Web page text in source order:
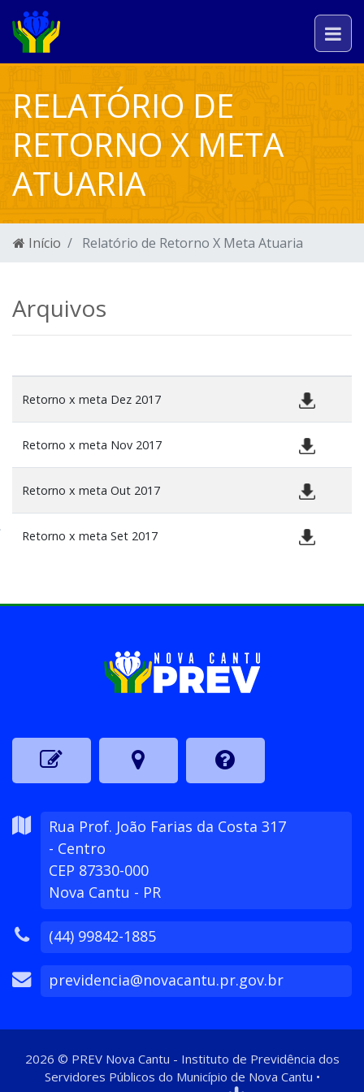
RELATÓRIO DE
RETORNO X META
ATUARIA
Início Relatório de Retorno X Meta Atuaria
Arquivos
Retorno x meta Dez 2017
Retorno x meta Nov 2017
Retorno x meta Out 2017
Retorno x meta Set 2017
Rua Prof. João Farias da Costa 317
- Centro
CEP 87330-000
Nova Cantu - PR
(44) 99842-1885
previdencia@novacantu.pr.gov.br
2026 © PREV Nova Cantu - Instituto de Previdência dos
Servidores Públicos do Município de Nova Cantu •